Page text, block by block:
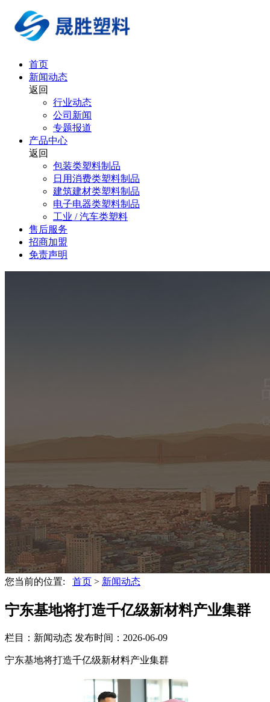
首页
新闻动态
返回
行业动态
公司新闻
专题报道
产品中心
返回
包装类塑料制品
日用消费类塑料制品
建筑建材类塑料制品
电子电器类塑料制品
工业 / 汽车类塑料
售后服务
招商加盟
免责声明
您当前的位置: 首页 > 新闻动态
宁东基地将打造千亿级新材料产业集群
栏目：新闻动态 发布时间：2026-06-09
宁东基地将打造千亿级新材料产业集群